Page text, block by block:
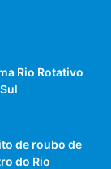
Rio Rotativo
de roubo de
do Rio